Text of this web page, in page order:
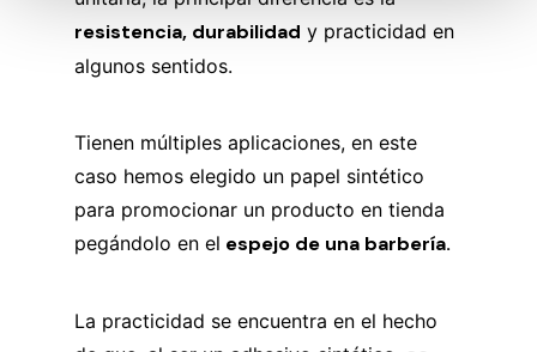
resistencia, durabilidad y practicidad en
algunos sentidos.
Tienen múltiples aplicaciones, en este
caso hemos elegido un papel sintético
para promocionar un producto en tienda
pegándolo en el espejo de una barbería.
La practicidad se encuentra en el hecho